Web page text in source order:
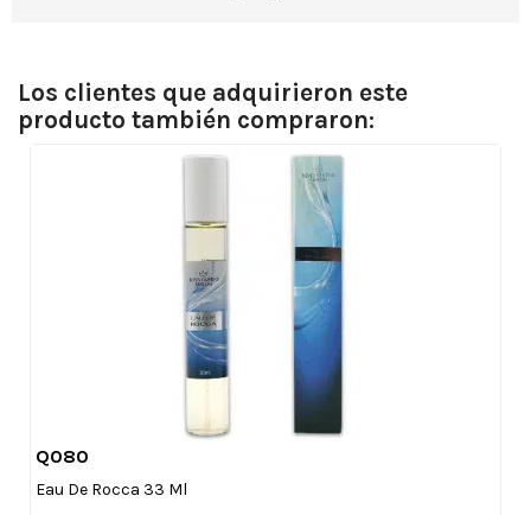
Los clientes que adquirieron este
producto también compraron:
Q080
Eau De Rocca 33 Ml